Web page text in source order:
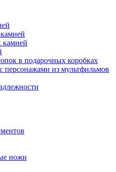
камней
в подарочных коробках
персонажами из мультфильмов
ножи